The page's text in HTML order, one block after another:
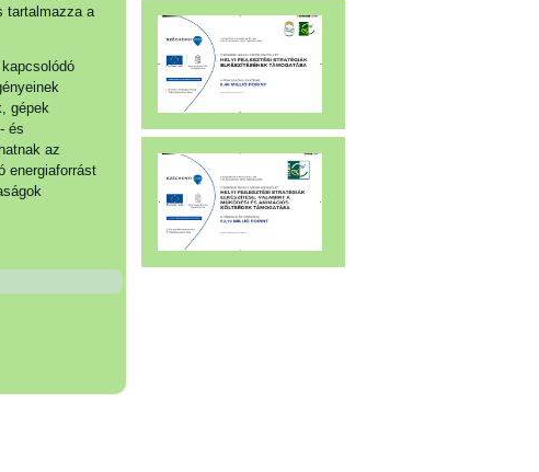
tartalmazza a
gépek
és
az
energiaforrást